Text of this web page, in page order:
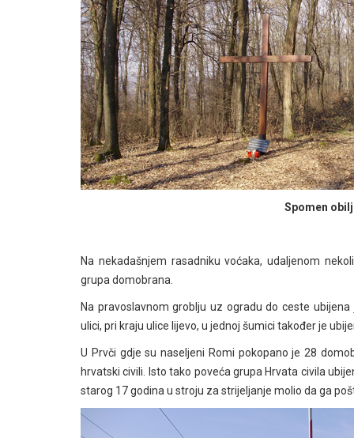
Spomen
Na nekadašnjem rasadniku voćaka, udaljenom
grupa domobrana.
Na pravoslavnom groblju uz ogradu do ceste
ulici, pri kraju ulice lijevo, u jednoj šumici također je
U Prvči gdje su naseljeni Romi pokopano je 28
hrvatski civili. Isto tako poveća grupa Hrvata civila
starog 17 godina u stroju za strijeljanje molio da ga